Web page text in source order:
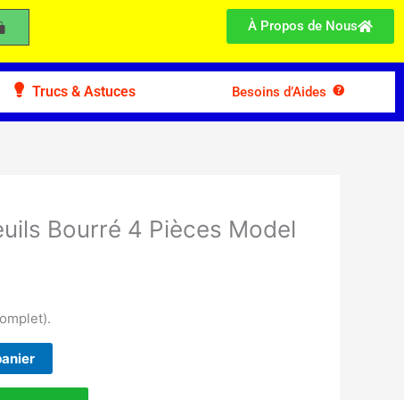
À Propos de Nous
Trucs & Astuces Besoins d’Aides
Bourré 4 Pièces Model